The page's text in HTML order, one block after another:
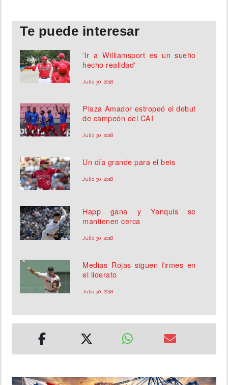
Te puede interesar
'Ir a Williamsport es un sueño
hecho realidad'
Julio 30, 2018
Plaza Amador estropeó el debut
de campeón del CAI
Julio 30, 2018
Un día grande para el beis
Julio 30, 2018
Happ gana y Yanquis se
mantienen cerca
Julio 30, 2018
Medias Rojas siguen firmes en
el liderato
Julio 30, 2018